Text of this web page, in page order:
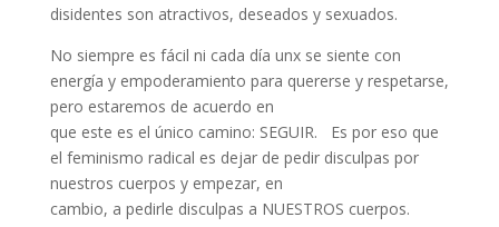
disidentes son atractivos, deseados y sexuados.
No siempre es fácil ni cada día unx se siente con
energía y empoderamiento para quererse y respetarse,
pero estaremos de acuerdo en
que este es el único camino: SEGUIR. Es por eso que
el feminismo radical es dejar de pedir disculpas por
nuestros cuerpos y empezar, en
cambio, a pedirle disculpas a NUESTROS cuerpos.